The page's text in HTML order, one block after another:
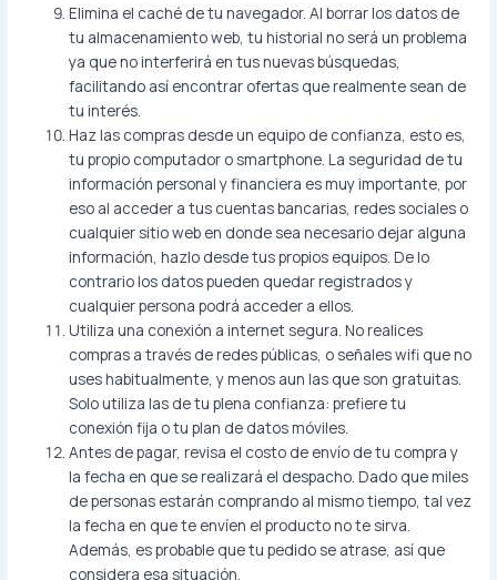
Elimina el caché de tu navegador. Al borrar los datos de
tu almacenamiento web, tu historial no será un problema
ya que no interferirá en tus nuevas búsquedas,
facilitando así encontrar ofertas que realmente sean de
tu interés.
Haz las compras desde un equipo de confianza, esto es,
tu propio computador o smartphone. La seguridad de tu
información personal y financiera es muy importante, por
eso al acceder a tus cuentas bancarias, redes sociales o
cualquier sitio web en donde sea necesario dejar alguna
información, hazlo desde tus propios equipos. De lo
contrario los datos pueden quedar registrados y
cualquier persona podrá acceder a ellos.
Utiliza una conexión a internet segura. No realices
compras a través de redes públicas, o señales wifi que no
uses habitualmente, y menos aun las que son gratuitas.
Solo utiliza las de tu plena confianza: prefiere tu
conexión fija o tu plan de datos móviles.
Antes de pagar, revisa el costo de envío de tu compra y
la fecha en que se realizará el despacho. Dado que miles
de personas estarán comprando al mismo tiempo, tal vez
la fecha en que te envíen el producto no te sirva.
Además, es probable que tu pedido se atrase, así que
considera esa situación.